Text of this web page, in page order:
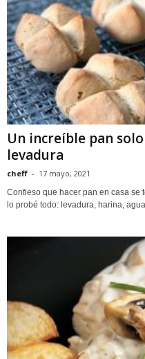
Un increíble pan
levadura
cheff - 17 mayo, 2021
Confieso que hacer pan en casa se
lo probé todo: levadura, harina,